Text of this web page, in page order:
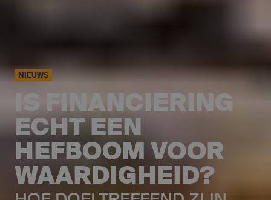
NIEUWS
IS FINANCIERING
ECHT EEN
HEFBOOM VOOR
WAARDIGHEID?